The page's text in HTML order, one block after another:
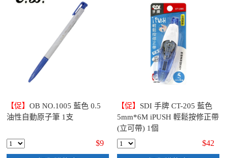
【促】OB NO.1005 藍色 0.5
油性自動原子筆 1支
$9
【促】 SDI 手牌 CT-205 藍色
5mm*6M iPUSH 輕鬆按修正帶
(立可帶) 1個
$42